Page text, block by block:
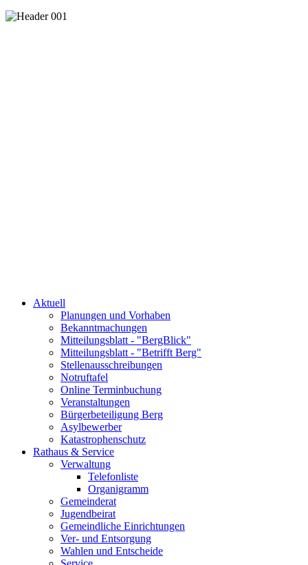
Aktuell
Planungen und Vorhaben
Bekanntmachungen
Mitteilungsblatt - "BergBlick"
Mitteilungsblatt - "Betrifft Berg"
Stellenausschreibungen
Notruftafel
Online Terminbuchung
Veranstaltungen
Bürgerbeteiligung Berg
Asylbewerber
Katastrophenschutz
Rathaus & Service
Verwaltung
Telefonliste
Organigramm
Gemeinderat
Jugendbeirat
Gemeindliche Einrichtungen
Ver- und Entsorgung
Wahlen und Entscheide